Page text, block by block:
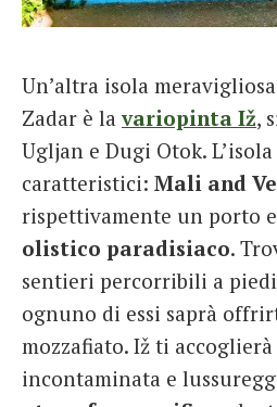
Un’altra isola
Zadar è lavariopinta Iž,
Ugljan e Dugi Otok.
caratteristici: Mali and
rispettivamente un porto
olistico paradisiaco.
sentieri percorribili a
ognuno di essi saprà
mozzafiato. Iž ti
incontaminata e